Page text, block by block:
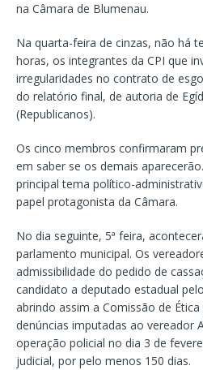
na Câmara de Blumenau.
Na quarta-feira de cinzas, não há
horas, os integrantes da CPI que
irregularidades no contrato de
do relatório final, de autoria de
(Republicanos).
Os cinco membros confirmaram
em saber se os demais
principal tema político-
papel protagonista da Câmara.
No dia seguinte, 5ª feira,
parlamento municipal. Os
admissibilidade do pedido de
candidato a deputado estadual
abrindo assim a Comissão de
denúncias imputadas ao vereador
operação policial no dia 3 de
judicial, por pelo menos 150 dias.